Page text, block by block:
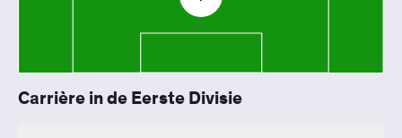
Carrière in de Eerste Divisie